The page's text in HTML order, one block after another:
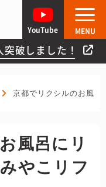
破しました！
YouTube MENU
京都でリクシルのお風呂
風呂にリ
やこリフ